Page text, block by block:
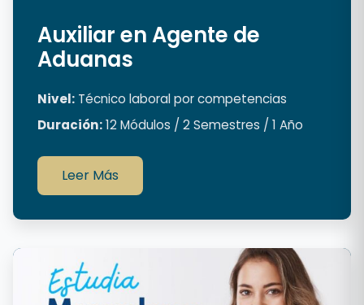
Auxiliar en Agente de
Aduanas
Nivel: Técnico laboral por competencias
Duración:12 Módulos / 2 Semestres / 1 Año
Leer Más